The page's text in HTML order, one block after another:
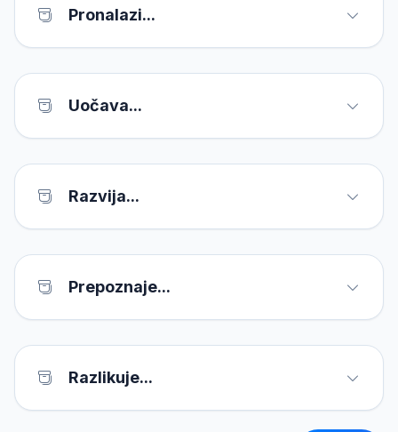
Pronalazi...
Uočava...
Razvija...
Prepoznaje...
Razlikuje...